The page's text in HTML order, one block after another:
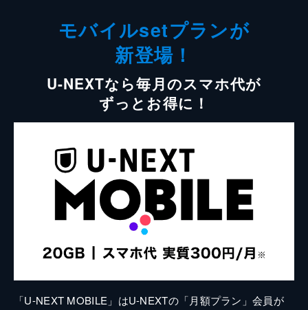
モバイルsetプランが
新登場！
U-NEXTなら毎月のスマホ代が
ずっとお得に！
「U-NEXT MOBILE」はU-NEXTの「月額プラン」会員が